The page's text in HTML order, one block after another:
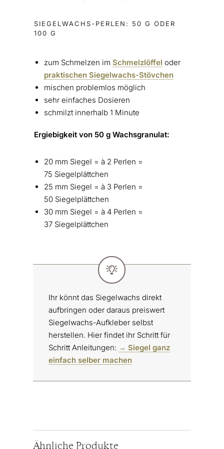
SIEGELWACHS-PERLEN: 50 G ODER
100 G
zum Schmelzen im Schmelzlöffel oder
praktischen Siegelwachs-Stövchen
mischen problemlos möglich
sehr einfaches Dosieren
schmilzt innerhalb 1 Minute
Ergiebigkeit von 50 g Wachsgranulat:
20 mm Siegel = à 2 Perlen =
75 Siegelplättchen
25 mm Siegel = à 3 Perlen =
50 Siegelplättchen
30 mm Siegel = à 4 Perlen =
37 Siegelplättchen
Ihr könnt das Siegelwachs direkt
aufbringen oder daraus preiswert
Siegelwachs-Aufkleber selbst
herstellen. Hier findet ihr Schritt für
Schritt Anleitungen: → Siegel ganz
einfach selber machen
Ähnliche Produkte